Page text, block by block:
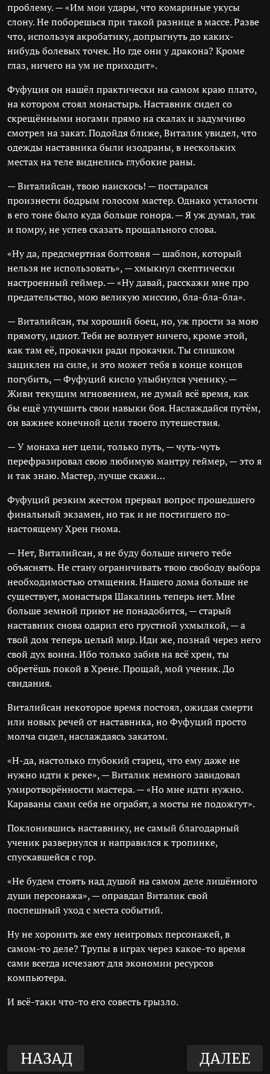
проблему. — «Им мои удары, что комариные укусы
слону. Не поборешься при такой разнице в массе. Разве
что, используя акробатику, допрыгнуть до каких-
нибудь болевых точек. Но где они у дракона? Кроме
глаз, ничего на ум не приходит».
Фуфуция он нашёл практически на самом краю плато,
на котором стоял монастырь. Наставник сидел со
скрещёнными ногами прямо на скалах и задумчиво
смотрел на закат. Подойдя ближе, Виталик увидел, что
одежды наставника были изодраны, в нескольких
местах на теле виднелись глубокие раны.
— Виталийсан, твою наискось! — постарался
произнести бодрым голосом мастер. Однако усталости
в его тоне было куда больше гонора. — Я уж думал, так
и помру, не успев сказать прощального слова.
«Ну да, предсмертная болтовня — шаблон, который
нельзя не использовать», — хмыкнул скептически
настроенный геймер. — «Ну давай, расскажи мне про
предательство, мою великую миссию, бла-бла-бла».
— Виталийсан, ты хороший боец, но, уж прости за мою
прямоту, идиот. Тебя не волнует ничего, кроме этой,
как там её, прокачки ради прокачки. Ты слишком
зациклен на силе, и это может тебя в конце концов
погубить, — Фуфуций кисло улыбнулся ученику. —
Живи текущим мгновением, не думай всё время, как
бы ещё улучшить свои навыки боя. Наслаждайся путём,
он важнее конечной цели твоего путешествия.
— У монаха нет цели, только путь, — чуть-чуть
перефразировал свою любимую мантру геймер, — это я
и так знаю. Мастер, лучше скажи…
Фуфуций резким жестом прервал вопрос прошедшего
финальный экзамен, но так и не постигшего по-
настоящему Хрен гнома.
— Нет, Виталийсан, я не буду больше ничего тебе
объяснять. Не стану ограничивать твою свободу выбора
необходимостью отмщения. Нашего дома больше не
существует, монастыря Шакалинь теперь нет. Мне
больше земной приют не понадобится, — старый
наставник снова одарил его грустной ухмылкой, — а
твой дом теперь целый мир. Иди же, познай через него
свой дух воина. Ибо только забив на всё хрен, ты
обретёшь покой в Хрене. Прощай, мой ученик. До
свидания.
Виталийсан некоторое время постоял, ожидая смерти
или новых речей от наставника, но Фуфуций просто
молча сидел, наслаждаясь закатом.
«Н-да, настолько глубокий старец, что ему даже не
нужно идти к реке», — Виталик немного завидовал
умиротворённости мастера. — «Но мне идти нужно.
Караваны сами себя не ограбят, а мосты не подожгут».
Поклонившись наставнику, не самый благодарный
ученик развернулся и направился к тропинке,
спускавшейся с гор.
«Не будем стоять над душой на самом деле лишённого
души персонажа», — оправдал Виталик свой
поспешный уход с места событий.
Ну не хоронить же ему неигровых персонажей, в
самом-то деле? Трупы в играх через какое-то время
сами всегда исчезают для экономии ресурсов
компьютера.
И всё-таки что-то его совесть грызло.
НАЗАД ДАЛЕЕ